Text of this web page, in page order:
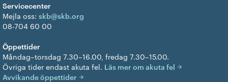
Servicecenter
Mejla oss: skb@skb.org
08-704 60 00
Öppettider
Måndag–torsdag 7.30–16.00, fredag 7.30–15.00.
Övriga tider endast akuta fel. Läs mer om akuta fel
Avvikande öppettider